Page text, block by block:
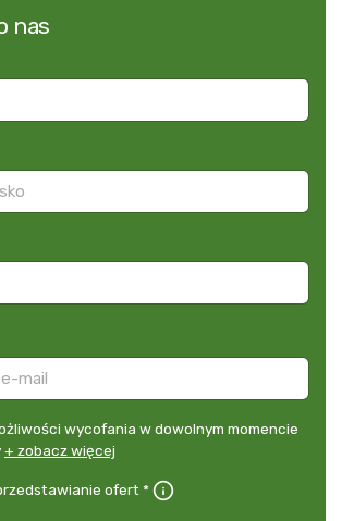
nas
wycofania w dowolnym momencie
+ zobacz więcej
ofert *